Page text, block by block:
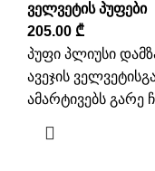
ველვეტის პუფები
205.00 ₾
პუფი პლიუსი
ავეჯის
ამარტივებს გარე